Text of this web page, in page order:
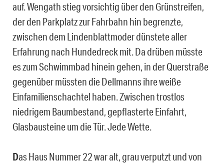
auf. Wengath stieg vorsichtig über den Grünstreifen,
der den Parkplatz zur Fahrbahn hin begrenzte,
zwischen dem Lindenblattmoder dünstete aller
Erfahrung nach Hundedreck mit. Da drüben müsste
es zum Schwimmbad hinein gehen, in der Querstraße
gegenüber müssten die Dellmanns ihre weiße
Einfamilienschachtel haben. Zwischen trostlos
niedrigem Baumbestand, gepflasterte Einfahrt,
Glasbausteine um die Tür. Jede Wette.
Das Haus Nummer 22 war alt, grau verputzt und von